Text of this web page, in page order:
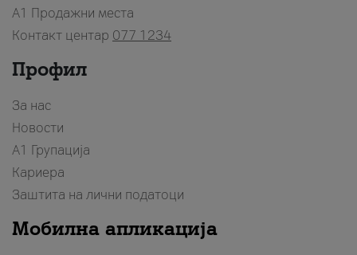
A1 Продажни места
Контакт центар 077 1234
Профил
За нас
Новости
А1 Групација
Кариера
Заштита на лични податоци
Мобилна апликација